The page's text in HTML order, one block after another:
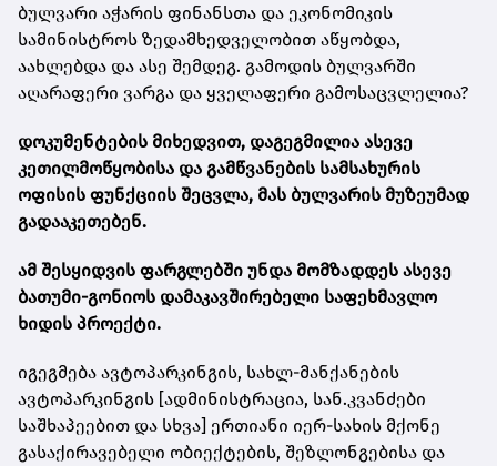
ბულვარი აჭარის ფინანსთა და ეკონომიკის
სამინისტროს ზედამხედველობით აწყობდა,
აახლებდა და ასე შემდეგ. გამოდის ბულვარში
აღარაფერი ვარგა და ყველაფერი გამოსაცვლელია?
დოკუმენტების მიხედვით, დაგეგმილია ასევე
კეთილმოწყობისა და გამწვანების სამსახურის
ოფისის ფუნქციის შეცვლა, მას ბულვარის მუზეუმად
გადააკეთებენ.
ამ შესყიდვის ფარგლებში უნდა მომზადდეს ასევე
ბათუმი-გონიოს დამაკავშირებელი საფეხმავლო
ხიდის პროექტი.
იგეგმება ავტოპარკინგის, სახლ-მანქანების
ავტოპარკინგის [ადმინისტრაცია, სან.კვანძები
საშხაპეებით და სხვა] ერთიანი იერ-სახის მქონე
გასაქირავებელი ობიექტების, შეზლონგებისა და